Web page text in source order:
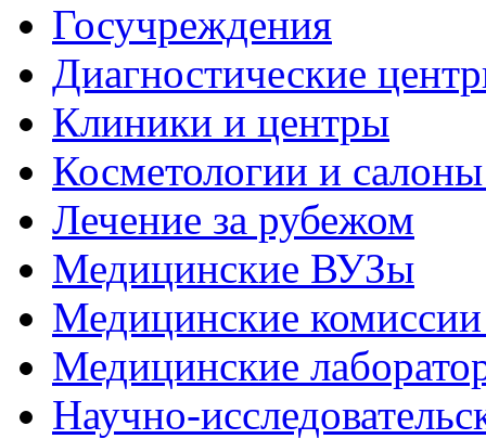
Госучреждения
Диагностические
Клиники и центры
Косметологии и
Лечение за рубежом
Медицинские ВУЗы
Медицинские комиссии
Медицинские
Научно-